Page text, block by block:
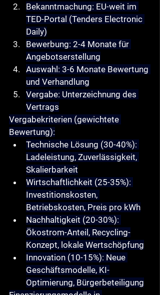
Bekanntmachung: EU-weit im
TED-Portal (Tenders Electronic
Daily)
Bewerbung: 2-4 Monate für
Angebotserstellung
Auswahl : 3-6 Monate Bewertung
und Verhandlung
Vergabe: Unterzeichnung des
Vertrags
Vergabekriterien (gewichtete
Bewertung):
Technische Lösung (30-40%):
Ladeleistung, Zuverlässigkeit,
Skalierbarkeit
Wirtschaftlichkeit (25-35%):
Investitionskosten,
Betriebskosten, Preis pro kWh
Nachhaltigkeit (20-30%):
Ökostrom-Anteil, Recycling-
Konzept, lokale Wertschöpfung
Innovation (10-15%): Neue
Geschäftsmodelle, KI-
Optimierung, Bürgerbeteiligung